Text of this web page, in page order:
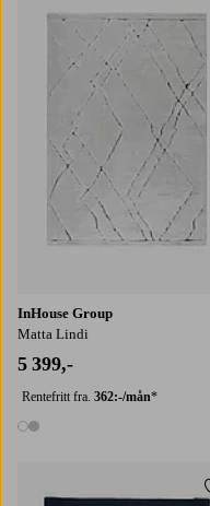
InHouse Group
Matta Lindi
5 399,-
Rentefritt fra. 362:-/mån*
2 farger
200X290